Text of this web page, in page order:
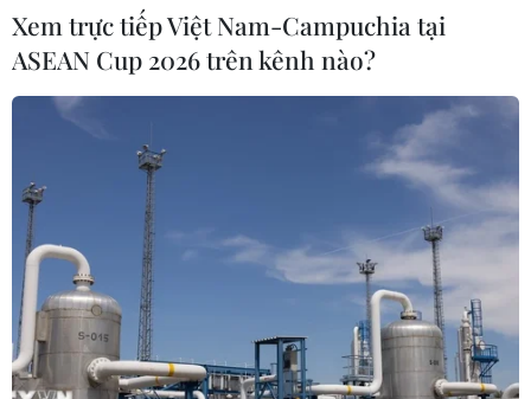
Xem trực tiếp Việt Nam-Campuchia tại
ASEAN Cup 2026 trên kênh nào?